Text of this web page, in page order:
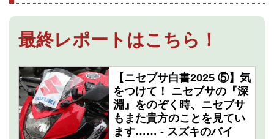
最終レポートはこちら！
【ニセブサ白書2025 ⑤】気
をつけて！ ニセブサの『深
淵』をのぞく時、ニセブサ
もまた貴方のことを見てい
ます…… - スズキのバイ